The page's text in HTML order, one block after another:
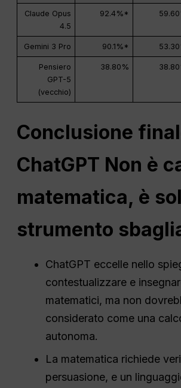
Claude Opus
4.5
92.4%*
Gemini 3 Pro 90.1%*
Pensiero
GPT-5
(vecchio)
38.80%
Conclusione
ChatGPT Non è
matematica, è
strumento
ChatGPT eccelle nello
contestualizzare e
matematici, ma non
considerato come una
autonoma.
La matematica richiede
persuasione, e un